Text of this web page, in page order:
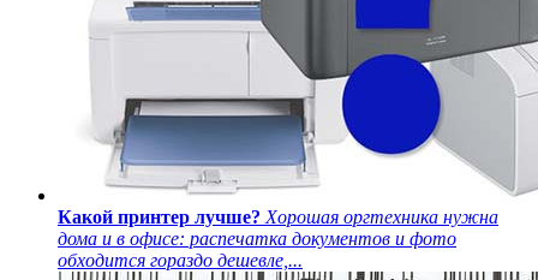
Какой принтер лучше? Хорошая оргтехника нужна
дома и в офисе: распечатка документов и фото
обходится гораздо дешевле,...